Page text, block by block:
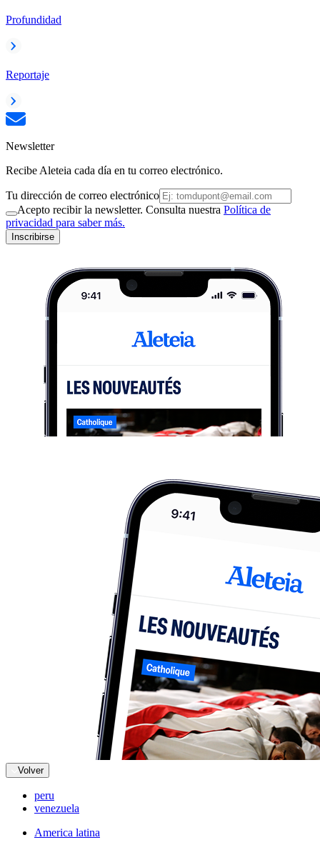
Profundidad
Reportaje
Newsletter
Recibe Aleteia cada día en tu correo electrónico.
Tu dirección de correo electrónico
Acepto recibir la newsletter. Consulta nuestra Política de
privacidad para saber más.
Inscribirse
Volver
peru
venezuela
America latina